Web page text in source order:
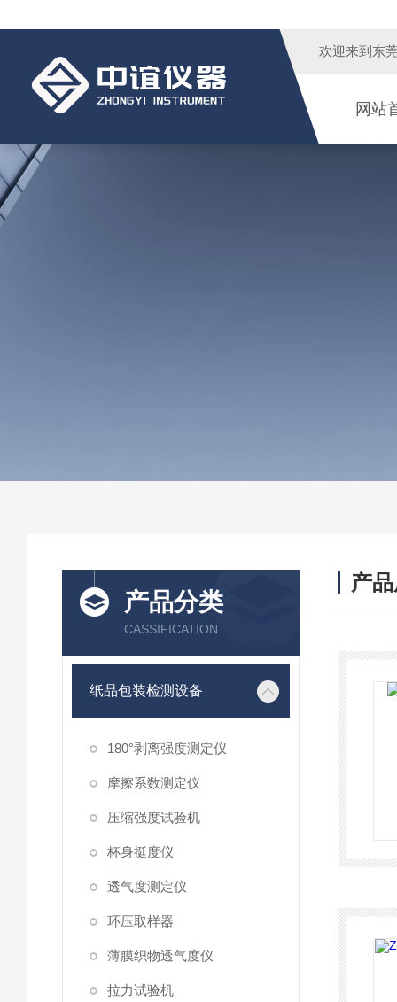
欢迎来到 东
网站
产品分类
CASSIFICATION
纸品包装检测设备
180°剥离强度测定仪
摩擦系数测定仪
压缩强度试验机
杯身挺度仪
透气度测定仪
环压取样器
薄膜织物透气度仪
拉力试验机
产